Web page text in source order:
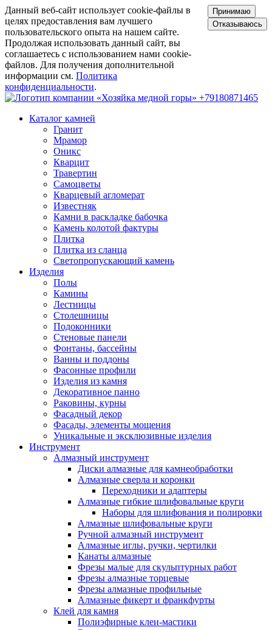
Данный веб-сайт использует cookie-файлы в
целях предоставления вам лучшего
пользовательского опыта на нашем сайте.
Продолжая использовать данный сайт, вы
соглашаетесь с использованием нами cookie-
файлов. Для получения дополнительной
информации см. Политика
конфиденциальности.
Принимаю
Отказываюсь
+79180871465
Каталог камней
Гранит
Мрамор
Оникс
Кварцит
Травертин
Самоцветы
Кварцевый агломерат
Известняк
Камни в раскладке бабочка
Камень колотой фактуры
Плитка
Плитка из сланца
Светопропускающий камень
Изделия
Полы
Камины
Лестницы
Столешницы
Подоконники
Стеновые панели
Фонтаны, бассейны
Ванны и поддоны
Фасонные профили
Изделия из камня
Декоративное панно
Раковины, курны
Фасадный декор
Фасады, элементы мощения
Уникальные и эксклюзивные изделия
Инструмент
Алмазный инструмент
Диски алмазные для камнеобработки
Алмазные сверла и коронки
Переходники и адаптеры
Алмазные гибкие шлифовальные круги
Наборы для шлифования и полировки
Алмазные шлифовальные круги
Ручной алмазный инструмент
Алмазные иглы, ручки, чертилки
Канаты алмазные
Фрезы малые для скульптурных работ
Фрезы алмазные торцевые
Фрезы алмазные профильные
Алмазные фикерт и франкфурты
Клей для камня
Полиэфирные клеи-мастики